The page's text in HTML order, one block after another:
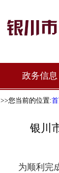
政务信息
>>您当前的位置:
银川
为顺利完